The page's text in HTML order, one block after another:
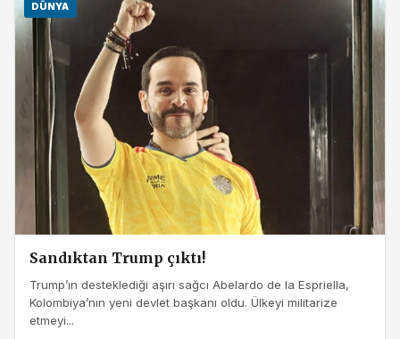
DÜNYA
Sandıktan Trump çıktı!
Trump’ın desteklediği aşırı sağcı Abelardo de la Espriella,
Kolombiya’nın yeni devlet başkanı oldu. Ülkeyi militarize
etmeyi...